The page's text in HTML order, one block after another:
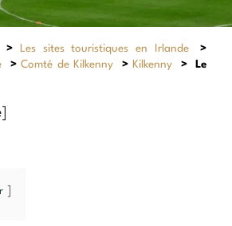
> Les sites touristiques en Irlande
>
>Comté de Kilkenny > Kilkenny >
Le